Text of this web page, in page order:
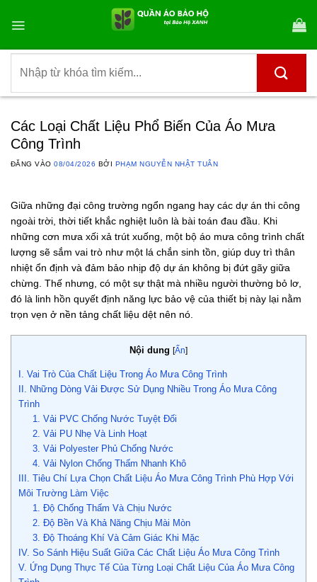
qua
dung
kiếm:
Các Loại Chất Liệu Phổ Biến Của Áo Mưa
Công Trình
ĐĂNG VÀO08/04/2026 BỞI PHẠM NGUYỄN NHẬT TUÂN
Giữa những đại công trường ngổn ngang hay các dự án thi công
ngoài trời, thời tiết khắc nghiệt luôn là bài toán đau đầu. Khi
những cơn mưa xối xả trút xuống, một bộ áo mưa công trình chất
lượng sẽ sắm vai trò như một lá chắn sinh tồn, giúp duy trì thân
nhiệt ổn định và đảm bảo nhịp độ dự án không bị đứt gãy giữa
chừng. Thế nhưng, có một sự thật mà nhiều người thường bỏ lơ,
đó là linh hồn quyết định năng lực bảo vệ của thiết bị này lại nằm
trọn vẹn ở nền tảng chất liệu dệt nên nó.
Nội dung [Ẩn]
I. Vai Trò Của Chất Liệu Trong Áo Mưa Công Trình
II. Những Dòng Vải Được Sử Dụng Nhiều Trong Áo Mưa Công
Trình
1. Vải PVC Chống Nước Tuyệt Đối
2. Vải PU Nhẹ Và Linh Hoạt
3. Vải Polyester Phủ Chống Nước
4. Vải Nylon Chống Thấm Nhanh Khô
III. Tiêu Chí Lựa Chọn Chất Liệu Áo Mưa Công Trình Phù Hợp Với
Môi Trường Làm Việc
1. Độ Chống Thấm Và Chịu Nước
2. Độ Bền Và Khả Năng Chịu Mài Mòn
3. Độ Thoáng Khí Và Cảm Giác Khi Mặc
IV. So Sánh Hiệu Suất Giữa Các Chất Liệu Áo Mưa Công Trình
V. Ứng Dụng Thực Tế Của Từng Loại Chất Liệu Của Áo Mưa Công